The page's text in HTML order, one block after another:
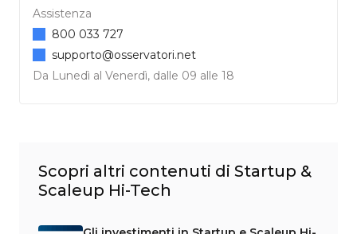
Assistenza
Da Lunedì al Venerdì, dalle 09 alle 18
800 033 727
supporto@osservatori.net
Scopri altri contenuti di Startup &
Scaleup Hi-Tech